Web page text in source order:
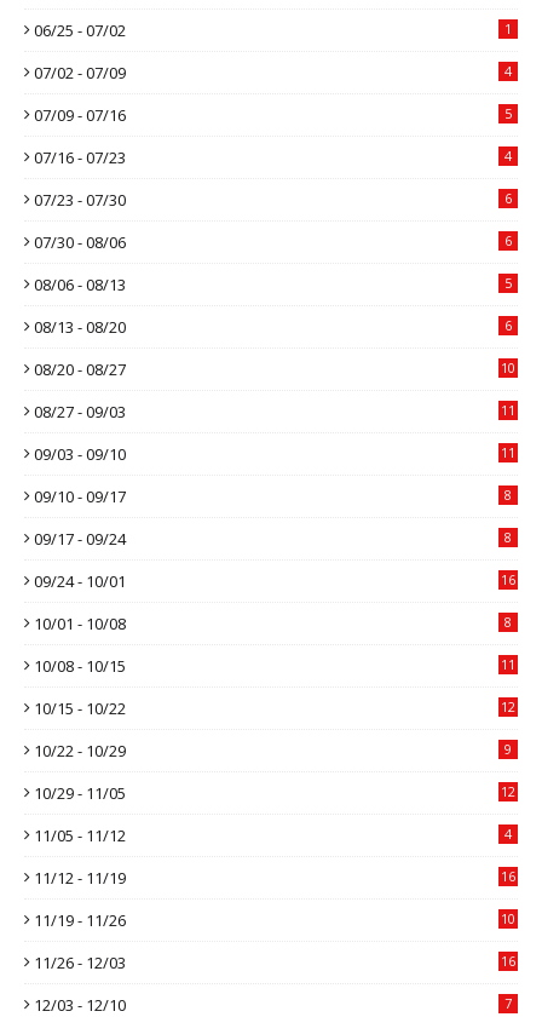
06/25 - 07/02 1
07/02 - 07/09 4
07/09 - 07/16 5
07/16 - 07/23 4
07/23 - 07/30 6
07/30 - 08/06 6
08/06 - 08/13 5
08/13 - 08/20 6
08/20 - 08/27 10
08/27 - 09/03 11
09/03 - 09/10 11
09/10 - 09/17 8
09/17 - 09/24 8
09/24 - 10/01 16
10/01 - 10/08 8
10/08 - 10/15 11
10/15 - 10/22 12
10/22 - 10/29 9
10/29 - 11/05 12
11/05 - 11/12 4
11/12 - 11/19 16
11/19 - 11/26 10
11/26 - 12/03 16
12/03 - 12/10 7